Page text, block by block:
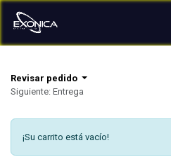
Ir al contenido
Revisar pedido
Siguiente: Entrega
¡Su carrito está vacío!